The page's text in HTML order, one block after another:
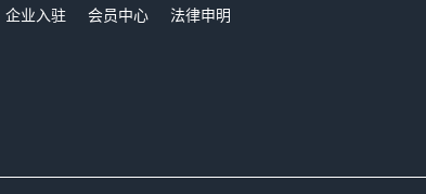
企业入驻 会员中心
法律申明